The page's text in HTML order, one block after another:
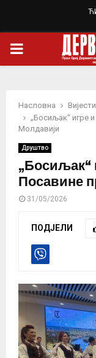
PRIMARY
Насловна Вијести
„Босиљак“ игре
Молдавији
Друштво
„Босиљак“
Посавине
31/05/2026
ПОДЈЕЛИ